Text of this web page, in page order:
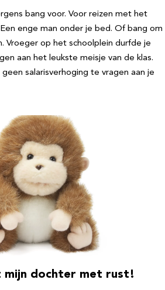
bang voor. Voor reizen met het
enge man onder je bed. Of bang om
Vroeger op het schoolplein durfde je
aan het leukste meisje van de klas.
salarisverhoging te vragen aan je
mijn dochter met rust!